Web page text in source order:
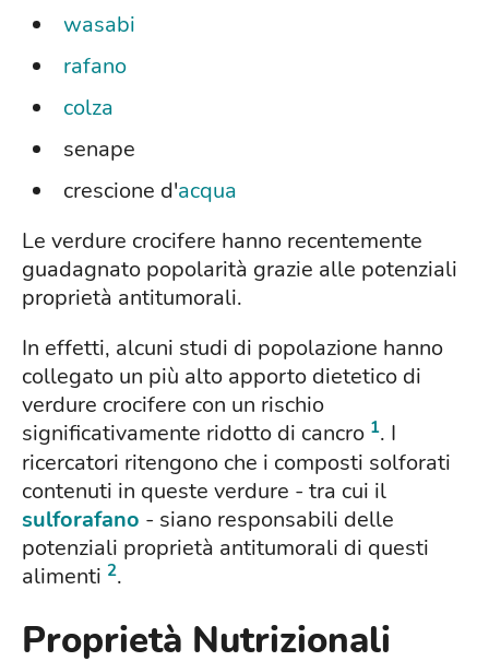
wasabi
rafano
colza
senape
crescione d'acqua
Le verdure crocifere hanno recentemente
guadagnato popolarità grazie alle potenziali
proprietà antitumorali.
In effetti, alcuni studi di popolazione hanno
collegato un più alto apporto dietetico di
verdure crocifere con un rischio
significativamente ridotto di cancro 1. I
ricercatori ritengono che i composti solforati
contenuti in queste verdure - tra cui il
sulforafano - siano responsabili delle
potenziali proprietà antitumorali di questi
alimenti 2.
Proprietà Nutrizionali